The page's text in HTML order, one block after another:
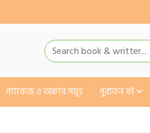
প্যাকেজ ও অফার সমূহ পুরাতন বই